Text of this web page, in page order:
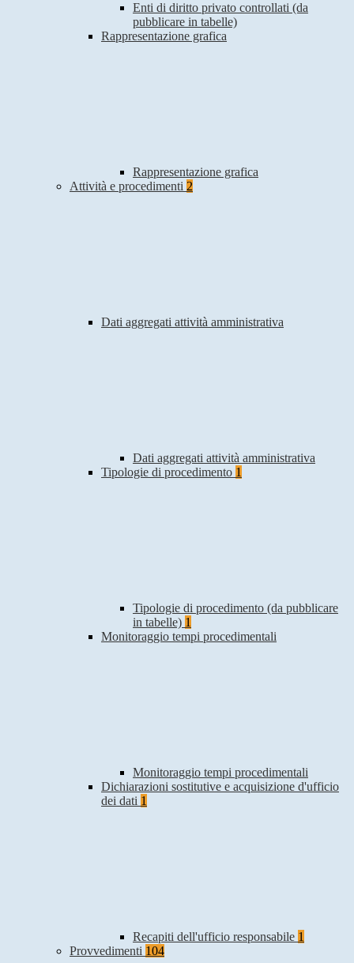
Enti di diritto privato controllati (da
pubblicare in tabelle)
Rappresentazione grafica
Rappresentazione grafica
Attività e procedimenti 2
Dati aggregati attività amministrativa
Dati aggregati attività amministrativa
Tipologie di procedimento 1
Tipologie di procedimento (da pubblicare
in tabelle) 1
Monitoraggio tempi procedimentali
Monitoraggio tempi procedimentali
Dichiarazioni sostitutive e acquisizione d'ufficio
dei dati 1
Recapiti dell'ufficio responsabile 1
Provvedimenti 104